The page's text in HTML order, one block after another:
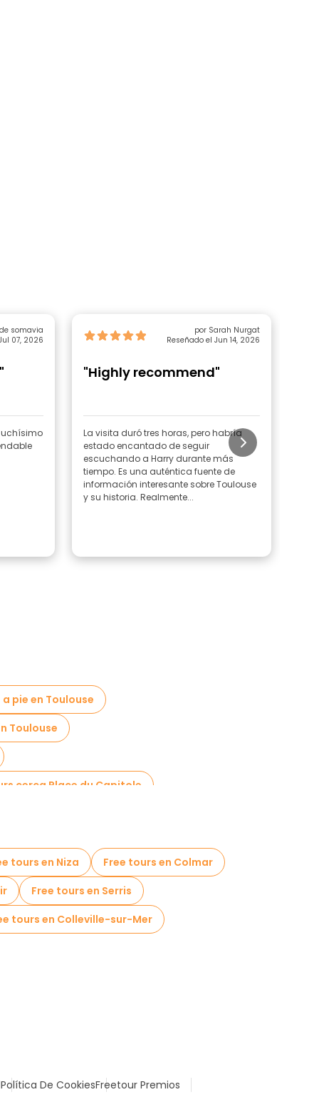
somavia
07, 2026
por Sarah Nurgat
Reseñado el Jun 14, 2026
"Highly recommend"
La visita duró tres horas, pero habría
estado encantado de seguir
escuchando a Harry durante más
tiempo. Es una auténtica fuente de
información interesante sobre Toulouse
y su historia. Realmente...
pie en Toulouse
Toulouse
cerca Place du Capitole
tours en Niza
Free tours en Colmar
Free tours en Serris
tours en Colleville-sur-Mer
Política De CookiesFreetour Premios